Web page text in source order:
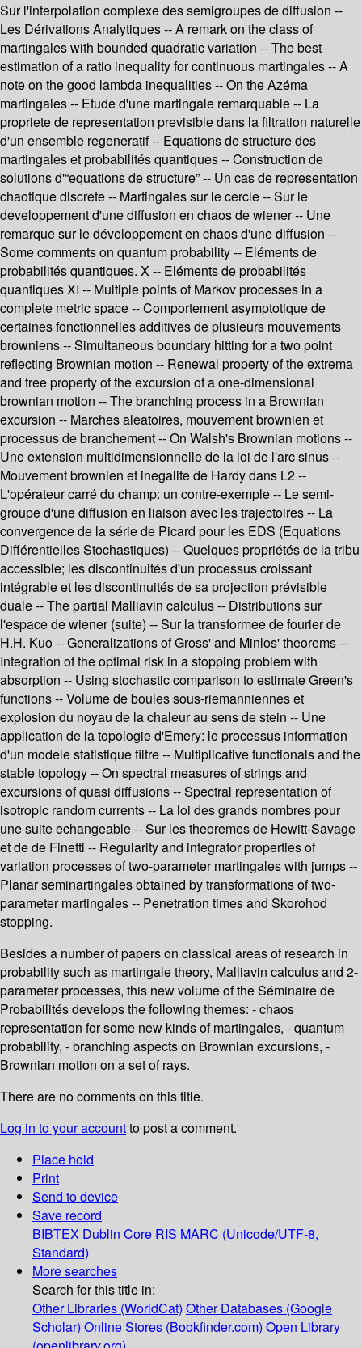
Sur l'interpolation complexe des semigroupes de diffusion --
Les Dérivations Analytiques -- A remark on the class of
martingales with bounded quadratic variation -- The best
estimation of a ratio inequality for continuous martingales -- A
note on the good lambda inequalities -- On the Azéma
martingales -- Etude d'une martingale remarquable -- La
propriete de representation previsible dans la filtration naturelle
d'un ensemble regeneratif -- Equations de structure des
martingales et probabilités quantiques -- Construction de
solutions d'“equations de structure” -- Un cas de representation
chaotique discrete -- Martingales sur le cercle -- Sur le
developpement d'une diffusion en chaos de wiener -- Une
remarque sur le développement en chaos d'une diffusion --
Some comments on quantum probability -- Eléments de
probabilités quantiques. X -- Eléments de probabilités
quantiques XI -- Multiple points of Markov processes in a
complete metric space -- Comportement asymptotique de
certaines fonctionnelles additives de plusieurs mouvements
browniens -- Simultaneous boundary hitting for a two point
reflecting Brownian motion -- Renewal property of the extrema
and tree property of the excursion of a one-dimensional
brownian motion -- The branching process in a Brownian
excursion -- Marches aleatoires, mouvement brownien et
processus de branchement -- On Walsh's Brownian motions --
Une extension multidimensionnelle de la loi de l'arc sinus --
Mouvement brownien et inegalite de Hardy dans L2 --
L'opérateur carré du champ: un contre-exemple -- Le semi-
groupe d'une diffusion en liaison avec les trajectoires -- La
convergence de la série de Picard pour les EDS (Equations
Différentielles Stochastiques) -- Quelques propriétés de la tribu
accessible; les discontinuités d'un processus croissant
intégrable et les discontinuités de sa projection prévisible
duale -- The partial Malliavin calculus -- Distributions sur
l'espace de wiener (suite) -- Sur la transformee de fourier de
H.H. Kuo -- Generalizations of Gross' and Minlos' theorems --
Integration of the optimal risk in a stopping problem with
absorption -- Using stochastic comparison to estimate Green's
functions -- Volume de boules sous-riemanniennes et
explosion du noyau de la chaleur au sens de stein -- Une
application de la topologie d'Emery: le processus information
d'un modele statistique filtre -- Multiplicative functionals and the
stable topology -- On spectral measures of strings and
excursions of quasi diffusions -- Spectral representation of
isotropic random currents -- La loi des grands nombres pour
une suite echangeable -- Sur les theoremes de Hewitt-Savage
et de de Finetti -- Regularity and integrator properties of
variation processes of two-parameter martingales with jumps --
Planar seminartingales obtained by transformations of two-
parameter martingales -- Penetration times and Skorohod
stopping.
Besides a number of papers on classical areas of research in
probability such as martingale theory, Malliavin calculus and 2-
parameter processes, this new volume of the Séminaire de
Probabilités develops the following themes: - chaos
representation for some new kinds of martingales, - quantum
probability, - branching aspects on Brownian excursions, -
Brownian motion on a set of rays.
There are no comments on this title.
Log in to your accountto post a comment.
Place hold
Print
Send to device
Save record
BIBTEX Dublin Core RIS MARC (Unicode/UTF-8,
Standard)
More searches
Search for this title in:
Other Libraries (WorldCat) Other Databases (Google
Scholar) Online Stores (Bookfinder.com) Open Library